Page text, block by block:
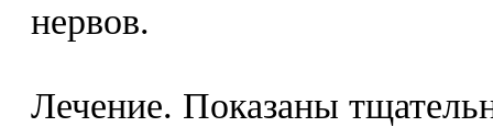
нервов.
Лечение. Показаны